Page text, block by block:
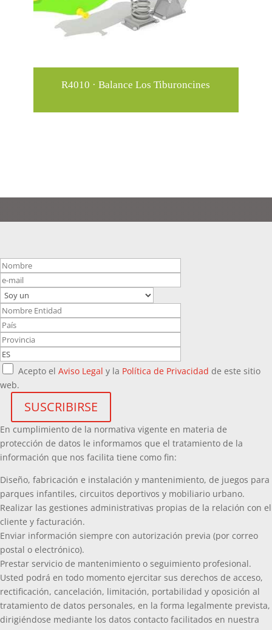
R4010 · Balance Los Tiburoncines
Acepto el Aviso Legal y la Política de Privacidad de este sitio
web.
En cumplimiento de la normativa vigente en materia de
protección de datos le informamos que el tratamiento de la
información que nos facilita tiene como fin:
Diseño, fabricación e instalación y mantenimiento, de juegos para
parques infantiles, circuitos deportivos y mobiliario urbano.
Realizar las gestiones administrativas propias de la relación con el
cliente y facturación.
Enviar información siempre con autorización previa (por correo
postal o electrónico).
Prestar servicio de mantenimiento o seguimiento profesional.
Usted podrá en todo momento ejercitar sus derechos de acceso,
rectificación, cancelación, limitación, portabilidad y oposición al
tratamiento de datos personales, en la forma legalmente prevista,
dirigiéndose mediante los datos contacto facilitados en nuestra